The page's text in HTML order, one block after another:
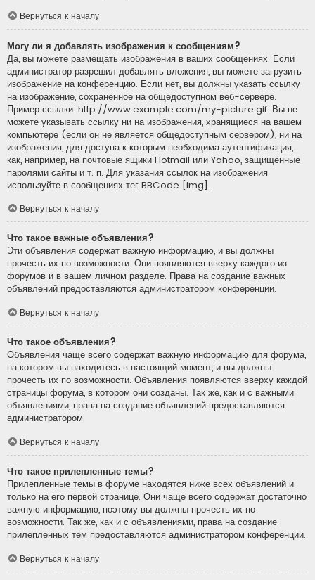
Вернуться к началу
Могу ли я добавлять изображения к сообщениям?
Да, вы можете размещать изображения в ваших сообщениях. Если
администратор разрешил добавлять вложения, вы можете загрузить
изображение на конференцию. Если нет, вы должны указать ссылку
на изображение, сохранённое на общедоступном веб-сервере.
Пример ссылки: http://www.example.com/my-picture.gif. Вы не
можете указывать ссылку ни на изображения, хранящиеся на вашем
компьютере (если он не является общедоступным сервером), ни на
изображения, для доступа к которым необходима аутентификация,
как, например, на почтовые ящики Hotmail или Yahoo, защищённые
паролями сайты и т. п. Для указания ссылок на изображения
используйте в сообщениях тег BBCode [img].
Вернуться к началу
Что такое важные объявления?
Эти объявления содержат важную информацию, и вы должны
прочесть их по возможности. Они появляются вверху каждого из
форумов и в вашем личном разделе. Права на создание важных
объявлений предоставляются администратором конференции.
Вернуться к началу
Что такое объявления?
Объявления чаще всего содержат важную информацию для форума,
на котором вы находитесь в настоящий момент, и вы должны
прочесть их по возможности. Объявления появляются вверху каждой
страницы форума, в котором они созданы. Так же, как и с важными
объявлениями, права на создание объявлений предоставляются
администратором.
Вернуться к началу
Что такое прилепленные темы?
Прилепленные темы в форуме находятся ниже всех объявлений и
только на его первой странице. Они чаще всего содержат достаточно
важную информацию, поэтому вы должны прочесть их по
возможности. Так же, как и с объявлениями, права на создание
прилепленных тем предоставляются администратором конференции.
Вернуться к началу